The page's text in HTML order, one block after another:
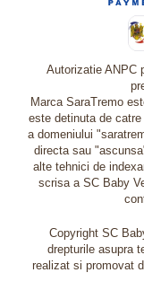
Autorizatie ANPC
Marca SaraTremo
este detinuta de
a domeniului
directa sau
alte tehnici de
scrisa a SC Baby
Copyright SC
drepturile asupra
realizat si promovat